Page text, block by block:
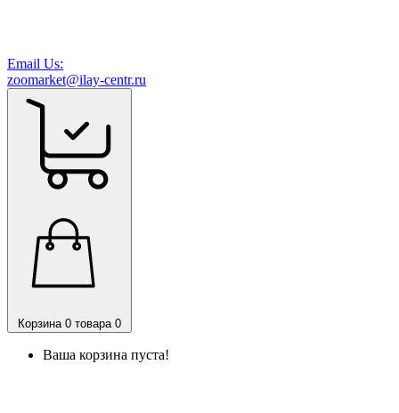
Email Us:
zoomarket@ilay-centr.ru
Корзина 0 товара 0
Ваша корзина пуста!